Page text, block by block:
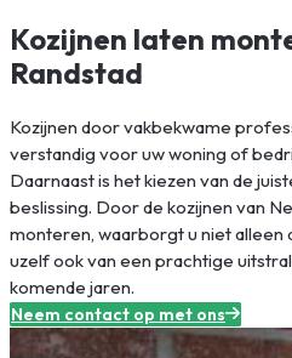
Kozijnen laten
Randstad
Kozijnen door vakbekwame
verstandig voor uw woning of
Daarnaast is het kiezen van de
beslissing. Door de kozijnen van
monteren, waarborgt u niet alleen
uzelf ook van een prachtige
komende jaren.
Neem contact op met ons